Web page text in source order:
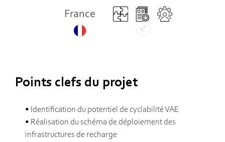
France
Points clefs du projet
• Identification du potentiel de cyclabilité VAE
• Réalisation du schéma de déploiement des
infrastructures de recharge